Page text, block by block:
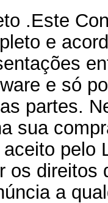
.Este
e
e só
partes.
sua
pelo
os direitos
a